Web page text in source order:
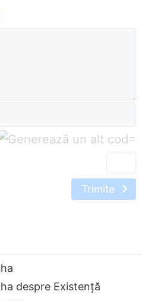
=
Trimite
despre Existență